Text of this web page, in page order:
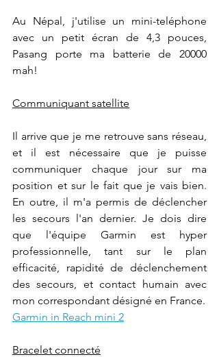
Au Népal, j'utilise un mini-teléphone
avec un petit écran de 4,3 pouces,
Pasang porte ma batterie de 20000
mah!
Communiquant satellite
Il arrive que je me retrouve sans réseau,
et il est nécessaire que je puisse
communiquer chaque jour sur ma
position et sur le fait que je vais bien.
En outre, il m'a permis de déclencher
les secours l'an dernier. Je dois dire
que l'équipe Garmin est hyper
professionnelle, tant sur le plan
efficacité, rapidité de déclenchement
des secours, et contact humain avec
mon correspondant désigné en France.
Garmin in Reach mini 2
Bracelet connecté